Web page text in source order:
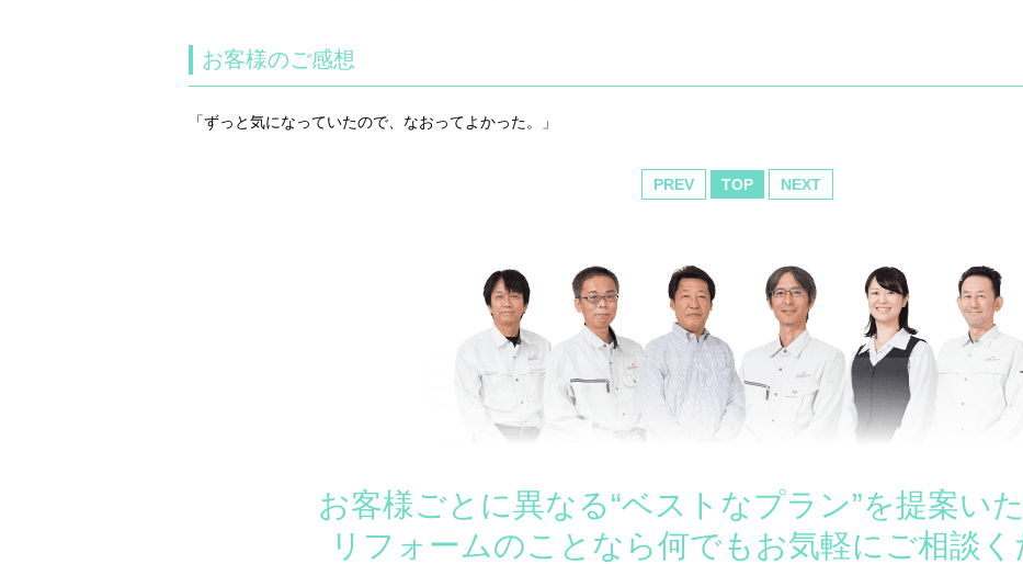
お客様のご感想
「ずっと気になっていたので、なおってよかった。」
PREV TOP NEXT
お客様ごとに異なる“ベストなプラン”を提案いた
リフォームのことなら何でもお気軽にご相談く